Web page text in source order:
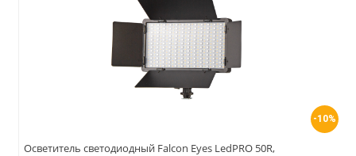
-10%
Осветитель светодиодный Falcon Eyes LedPRO 50R,